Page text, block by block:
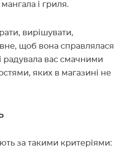
і гриля.
вирішувати,
щоб вона справлялася
радувала вас смачними
яких в магазині не
за такими критеріями: